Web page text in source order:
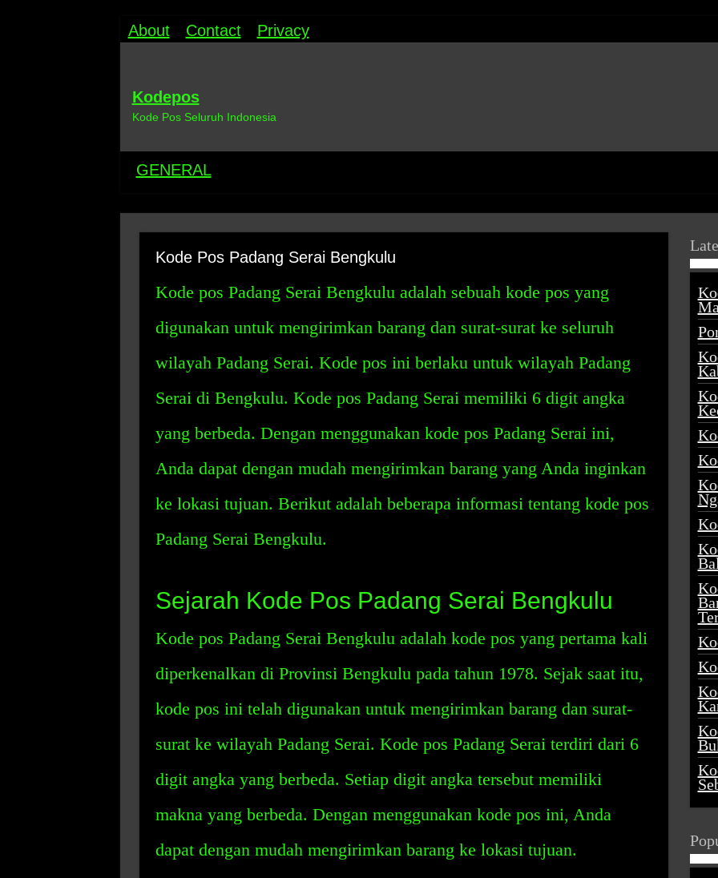
About Contact Privacy
Kodepos
Kode Pos Seluruh Indonesia
GENERAL
Kode Pos Padang Serai Bengkulu
Kode pos Padang Serai Bengkulu adalah sebuah kode pos yang
digunakan untuk mengirimkan barang dan surat-surat ke seluruh
wilayah Padang Serai. Kode pos ini berlaku untuk wilayah Padang
Serai di Bengkulu. Kode pos Padang Serai memiliki 6 digit angka
yang berbeda. Dengan menggunakan kode pos Padang Serai ini,
Anda dapat dengan mudah mengirimkan barang yang Anda inginkan
ke lokasi tujuan. Berikut adalah beberapa informasi tentang kode pos
Padang Serai Bengkulu.
Sejarah Kode Pos Padang Serai Bengkulu
Kode pos Padang Serai Bengkulu adalah kode pos yang pertama kali
diperkenalkan di Provinsi Bengkulu pada tahun 1978. Sejak saat itu,
kode pos ini telah digunakan untuk mengirimkan barang dan surat-
surat ke wilayah Padang Serai. Kode pos Padang Serai terdiri dari 6
digit angka yang berbeda. Setiap digit angka tersebut memiliki
makna yang berbeda. Dengan menggunakan kode pos ini, Anda
dapat dengan mudah mengirimkan barang ke lokasi tujuan.